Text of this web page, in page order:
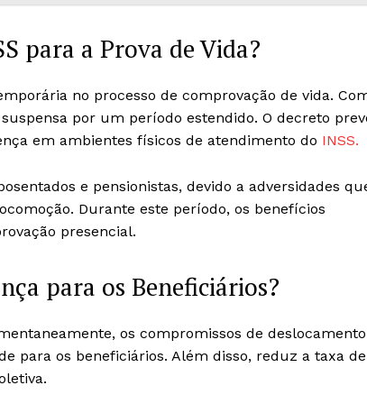
para a Prova de Vida?
no processo de comprovação de vida.
por um período estendido. O decreto
em ambientes físicos de atendimento do INSS.
e pensionistas, devido a adversidades
Durante este período, os benefícios
presencial.
para os Beneficiários?
os compromissos de deslocamento
para os beneficiários. Além disso, reduz a taxa de